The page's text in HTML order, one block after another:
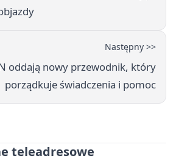
Następny >>
oddają nowy przewodnik, który
porządkuje świadczenia i pomoc
teleadresowe